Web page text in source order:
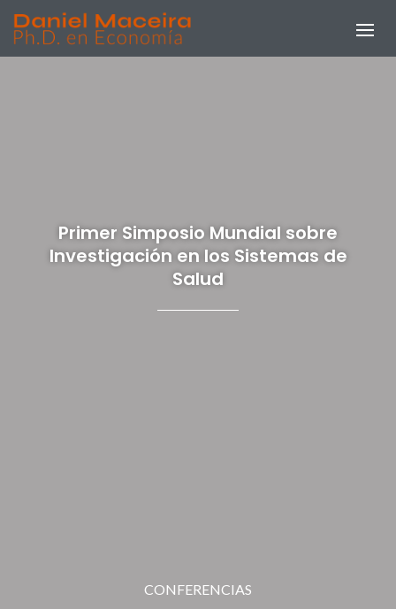
Primer Simposio Mundial sobre
Investigación en los Sistemas de
Salud
CONFERENCIAS